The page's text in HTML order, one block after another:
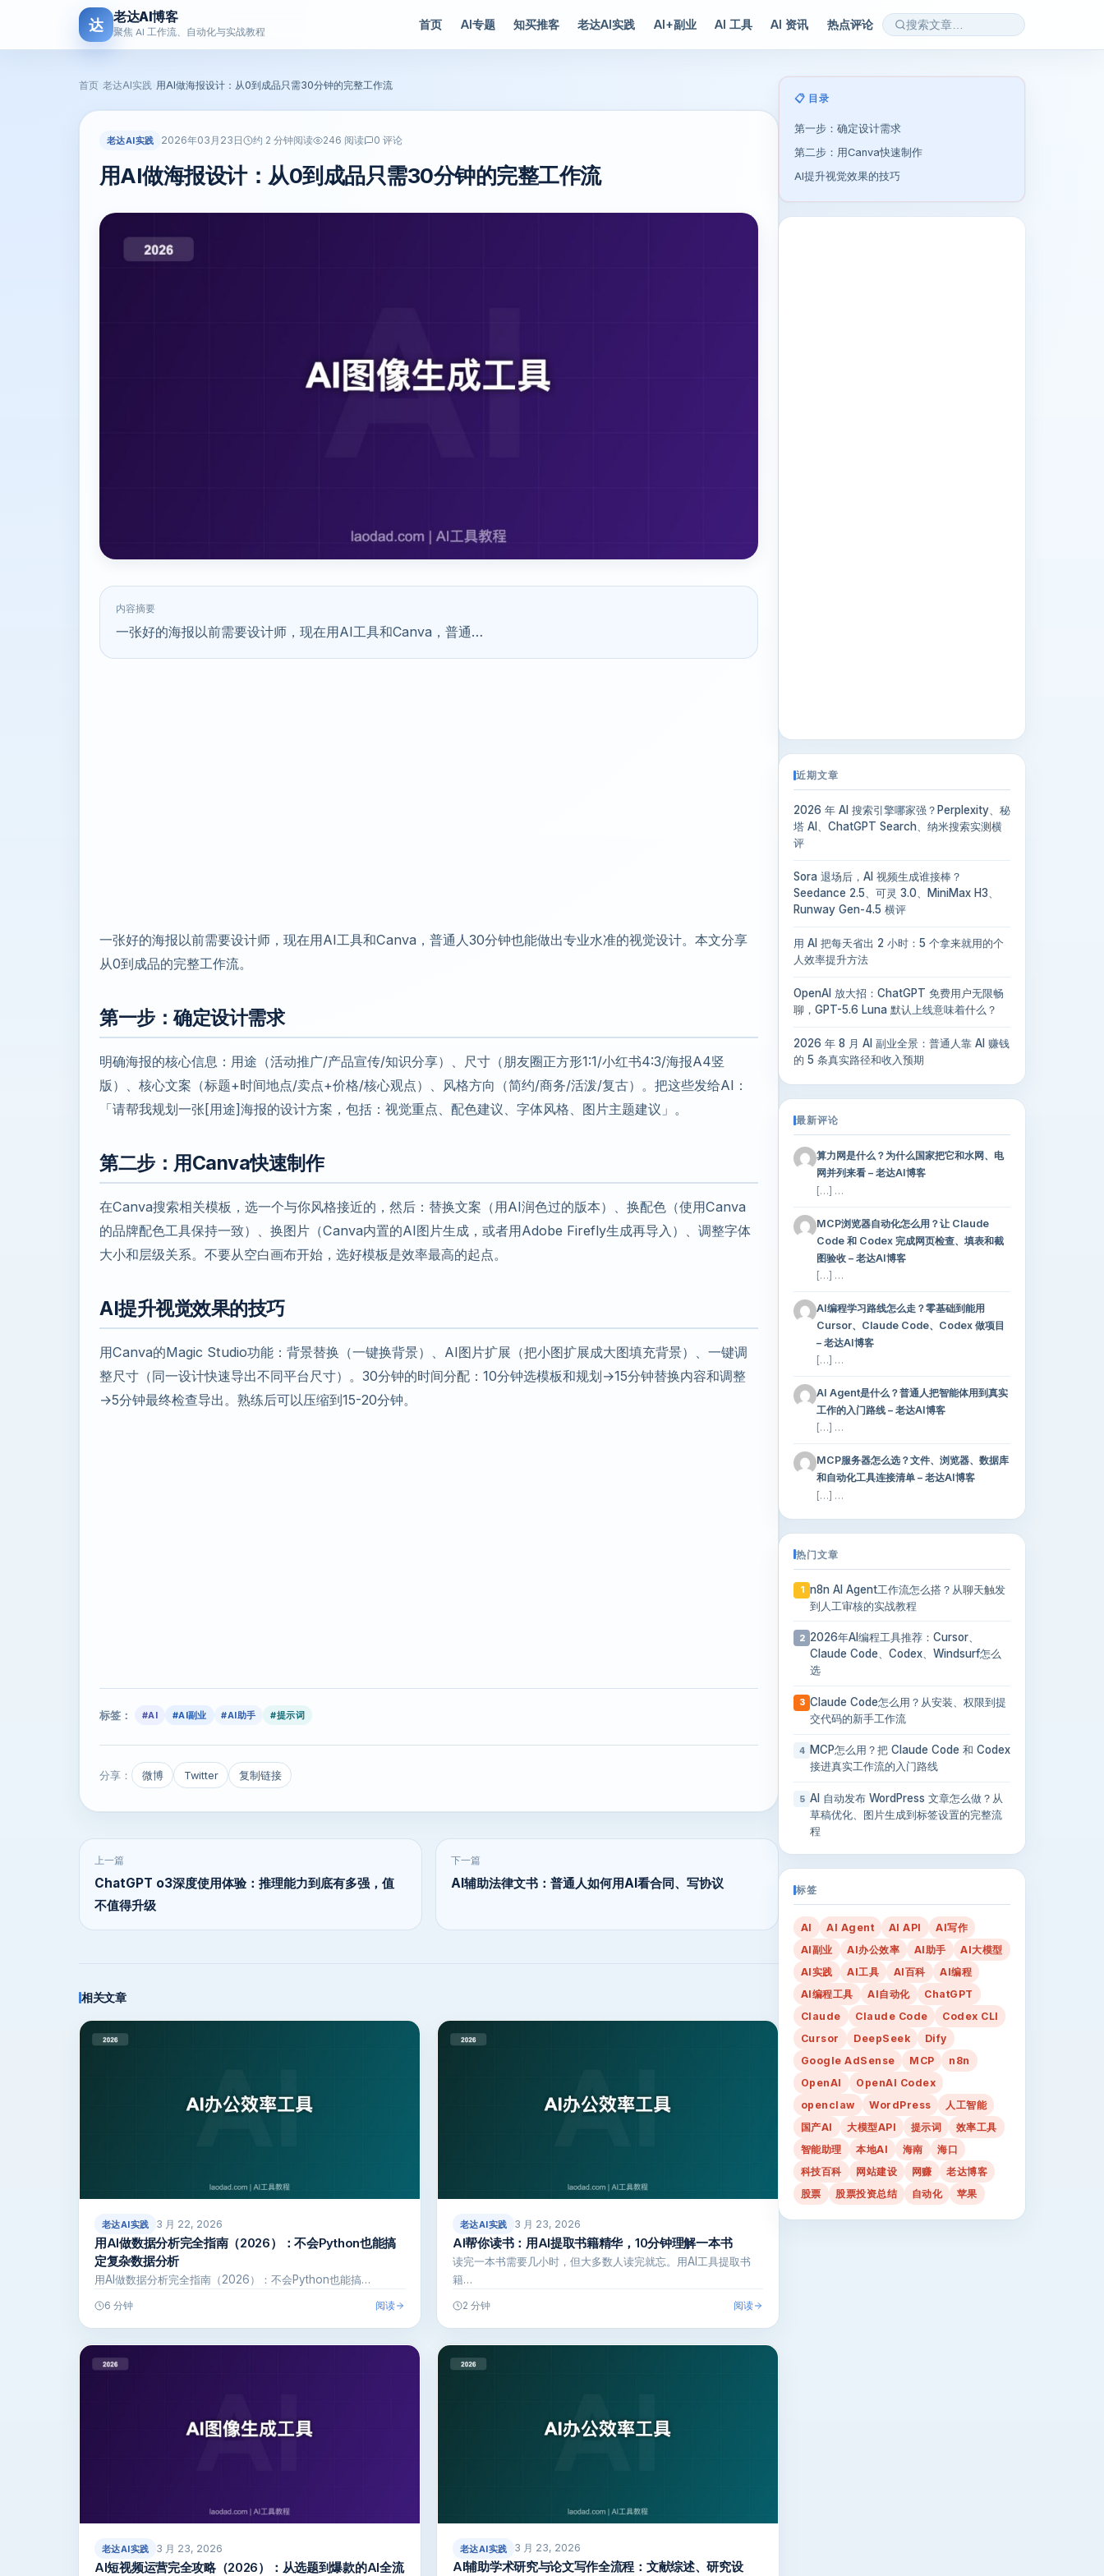
达 老达AI博客
聚焦 AI 工作流、自动化与实战教程
首页 AI专题 知买推客 老达AI实践 AI+副业 AI 工具 AI 资讯 热点评论
首页 老达AI实践 用AI做海报设计：从0到成品只需30分钟的完整工作流
老达AI实践 2026年03月23日 约 2 分钟阅读 246 阅读 0 评论
用AI做海报设计：从0到成品只需30分钟的完整工作流
内容摘要
一张好的海报以前需要设计师，现在用AI工具和Canva，普通…
一张好的海报以前需要设计师，现在用AI工具和Canva，普通人30分钟也能做出专业水准的视觉设计。本文分享
从0到成品的完整工作流。
第一步：确定设计需求
明确海报的核心信息：用途（活动推广/产品宣传/知识分享）、尺寸（朋友圈正方形1:1/小红书4:3/海报A4竖
版）、核心文案（标题+时间地点/卖点+价格/核心观点）、风格方向（简约/商务/活泼/复古）。把这些发给AI：
「请帮我规划一张[用途]海报的设计方案，包括：视觉重点、配色建议、字体风格、图片主题建议」。
第二步：用Canva快速制作
在Canva搜索相关模板，选一个与你风格接近的，然后：替换文案（用AI润色过的版本）、换配色（使用Canva
的品牌配色工具保持一致）、换图片（Canva内置的AI图片生成，或者用Adobe Firefly生成再导入）、调整字体
大小和层级关系。不要从空白画布开始，选好模板是效率最高的起点。
AI提升视觉效果的技巧
用Canva的Magic Studio功能：背景替换（一键换背景）、AI图片扩展（把小图扩展成大图填充背景）、一键调
整尺寸（同一设计快速导出不同平台尺寸）。30分钟的时间分配：10分钟选模板和规划→15分钟替换内容和调整
→5分钟最终检查导出。熟练后可以压缩到15-20分钟。
标签： #AI #AI副业 #AI助手 #提示词
分享： 微博 Twitter 复制链接
上一篇
ChatGPT o3深度使用体验：推理能力到底有多强，值
不值得升级
下一篇
AI辅助法律文书：普通人如何用AI看合同、写协议
相关文章
老达AI实践 3 月 22, 2026
用AI做数据分析完全指南（2026）：不会Python也能搞
定复杂数据分析
用AI做数据分析完全指南（2026）：不会Python也能搞…
6 分钟 阅读
老达AI实践 3 月 23, 2026
AI帮你读书：用AI提取书籍精华，10分钟理解一本书
读完一本书需要几小时，但大多数人读完就忘。用AI工具提取书
籍…
2 分钟 阅读
老达AI实践 3 月 23, 2026
AI短视频运营完全攻略（2026）：从选题到爆款的AI全流
老达AI实践 3 月 23, 2026
AI辅助学术研究与论文写作全流程：文献综述、研究设
📋 目录
第一步：确定设计需求
第二步：用Canva快速制作
AI提升视觉效果的技巧
近期文章
2026 年 AI 搜索引擎哪家强？Perplexity、秘
塔 AI、ChatGPT Search、纳米搜索实测横
评
Sora 退场后，AI 视频生成谁接棒？
Seedance 2.5、可灵 3.0、MiniMax H3、
Runway Gen-4.5 横评
用 AI 把每天省出 2 小时：5 个拿来就用的个
人效率提升方法
OpenAI 放大招：ChatGPT 免费用户无限畅
聊，GPT-5.6 Luna 默认上线意味着什么？
2026 年 8 月 AI 副业全景：普通人靠 AI 赚钱
的 5 条真实路径和收入预期
最新评论
算力网是什么？为什么国家把它和水网、电
网并列来看 – 老达AI博客
[…] …
MCP浏览器自动化怎么用？让 Claude
Code 和 Codex 完成网页检查、填表和截
图验收 – 老达AI博客
[…] …
AI编程学习路线怎么走？零基础到能用
Cursor、Claude Code、Codex 做项目
– 老达AI博客
[…] …
AI Agent是什么？普通人把智能体用到真实
工作的入门路线 – 老达AI博客
[…] …
MCP服务器怎么选？文件、浏览器、数据库
和自动化工具连接清单 – 老达AI博客
[…] …
热门文章
1
n8n AI Agent工作流怎么搭？从聊天触发
到人工审核的实战教程
2 2026年AI编程工具推荐：Cursor、
Claude Code、Codex、Windsurf怎么
选
3 Claude Code怎么用？从安装、权限到提
交代码的新手工作流
4
MCP怎么用？把 Claude Code 和 Codex
接进真实工作流的入门路线
5 AI 自动发布 WordPress 文章怎么做？从
草稿优化、图片生成到标签设置的完整流
程
标签
AI AI Agent AI API
AI写作
AI副业
AI办公效率 AI助手
AI大模型
AI实践
AI工具 AI百科
AI编程
AI编程工具
AI自动化
ChatGPT
Claude
Claude Code
Codex CLI
Cursor
DeepSeek
Dify
Google AdSense
MCP
n8n
OpenAI
OpenAI Codex
openclaw
WordPress
人工智能
国产AI
大模型API 提示词
效率工具
智能助理
本地AI 海南
海口
科技百科
网站建设 网赚
老达博客
股票
股票投资总结 自动化 苹果